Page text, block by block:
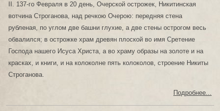
II. 137-го Февраля в 20 день, Очерской острожек, Никитинская
вотчина Строганова, над речкою Очерою: передняя стена
рубленая, по углом две башни глухие, а две стены острогом весь
обвалился; в острожке храм древян плоской во имя Сретение
Господа нашего Исуса Христа, а во храму образы на золоте и на
красках, и книги, и на колоколне пять колоколов, строение Никиты
Строганова.
Подробнее...